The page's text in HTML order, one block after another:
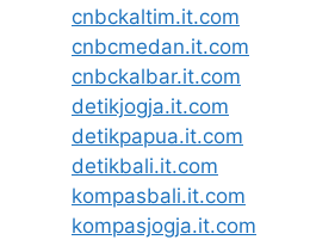
cnbckaltim.it.com
cnbcmedan.it.com
cnbckalbar.it.com
detikjogja.it.com
detikpapua.it.com
detikbali.it.com
kompasbali.it.com
kompasjogja.it.com